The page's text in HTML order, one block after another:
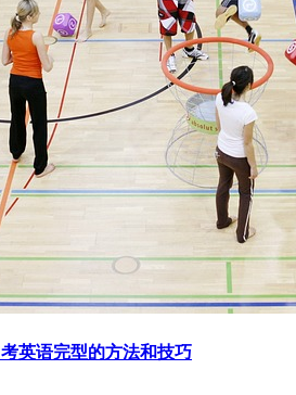
英语完型的方法和技巧